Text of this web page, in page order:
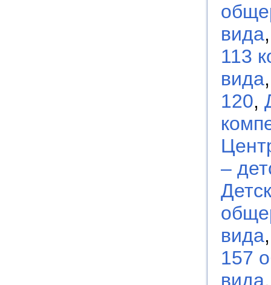
вида
113
вида
120,
–
вида
157
вида